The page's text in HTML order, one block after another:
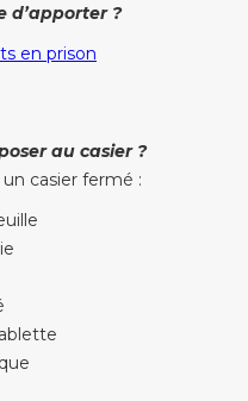
d’apporter ?
en prison
au casier ?
casier fermé :